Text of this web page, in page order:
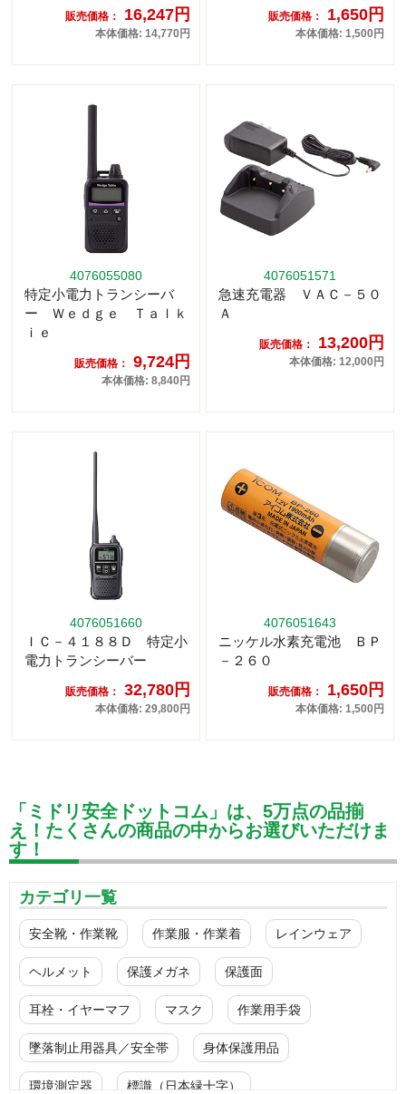
販売価格： 16,247円
本体価格: 14,770円
販売価格： 1,650円
本体価格: 1,500円
4076055080
特定小電力トランシーバ
ー Ｗｅｄｇｅ Ｔａｌｋ
ｉｅ
販売価格： 9,724円
本体価格: 8,840円
4076051571
急速充電器 ＶＡＣ－５０
Ａ
販売価格： 13,200円
本体価格: 12,000円
4076051660
ＩＣ－４１８８Ｄ 特定小
電力トランシーバー
販売価格： 32,780円
本体価格: 29,800円
4076051643
ニッケル水素充電池 ＢＰ
－２６０
販売価格： 1,650円
本体価格: 1,500円
「ミドリ安全ドットコム」は、5万点の品揃
え！たくさんの商品の中からお選びいただけま
す！
カテゴリ一覧
安全靴・作業靴 作業服・作業着 レインウェア
ヘルメット 保護メガネ 保護面
耳栓・イヤーマフ マスク 作業用手袋
墜落制止用器具／安全帯 身体保護用品
環境測定器 標識（日本緑十字）